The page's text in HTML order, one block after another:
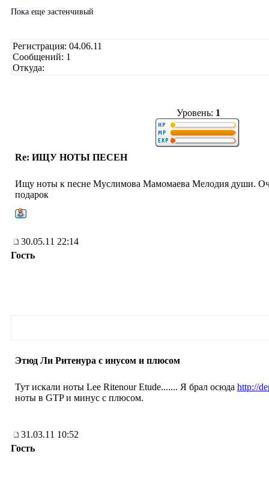
Пока еще застенчивый
Регистрация: 04.06.11
Сообщений: 1
Откуда:
Уровень: 1
Re: ИЩУ НОТЫ ПЕСЕН
Ищу ноты к песне Муслимова Мамомаева Мелодия души.
подарок
30.05.11 22:14
Гость
Этюд Ли Ритенура с инусом и плюсом
Тут искали ноты Lee Ritenour Etude....... Я брал осюда http://
ноты в GTP и минус с плюсом.
31.03.11 10:52
Гость